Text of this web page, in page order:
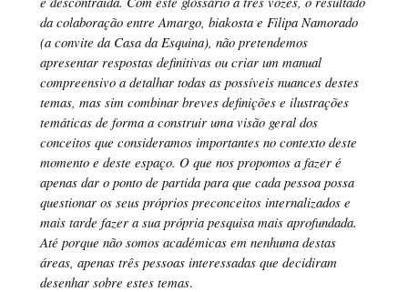
da colaboração entre Amargo, biakosta e Filipa Namorado
(a convite da Casa da Esquina), não pretendemos
apresentar respostas definitivas ou criar um manual
compreensivo a detalhar todas as possíveis nuances destes
temas, mas sim combinar breves definições e ilustrações
temáticas de forma a construir uma visão geral dos
conceitos que consideramos importantes no contexto deste
momento e deste espaço. O que nos propomos a fazer é
apenas dar o ponto de partida para que cada pessoa possa
questionar os seus próprios preconceitos internalizados e
mais tarde fazer a sua própria pesquisa mais aprofundada.
Até porque não somos académicas em nenhuma destas
áreas, apenas três pessoas interessadas que decidiram
desenhar sobre estes temas.